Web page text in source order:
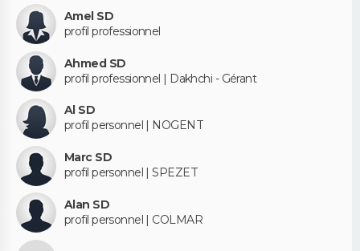
Amel SD
profil professionnel
Ahmed SD
profil professionnel | Dakhchi - Gérant
Al SD
profil personnel | NOGENT
Marc SD
profil personnel | SPEZET
Alan SD
profil personnel | COLMAR